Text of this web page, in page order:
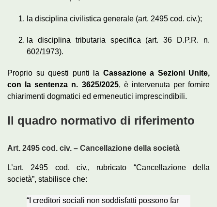
la disciplina civilistica generale (art. 2495 cod. civ.);
la disciplina tributaria specifica (art. 36 D.P.R. n.
602/1973).
Proprio su questi punti la Cassazione a Sezioni Unite,
con la sentenza n. 3625/2025, è intervenuta per fornire
chiarimenti dogmatici ed ermeneutici imprescindibili.
Il quadro normativo di riferimento
Art. 2495 cod. civ. – Cancellazione della società
L’art. 2495 cod. civ., rubricato “Cancellazione della
società”, stabilisce che:
“I creditori sociali non soddisfatti possono far